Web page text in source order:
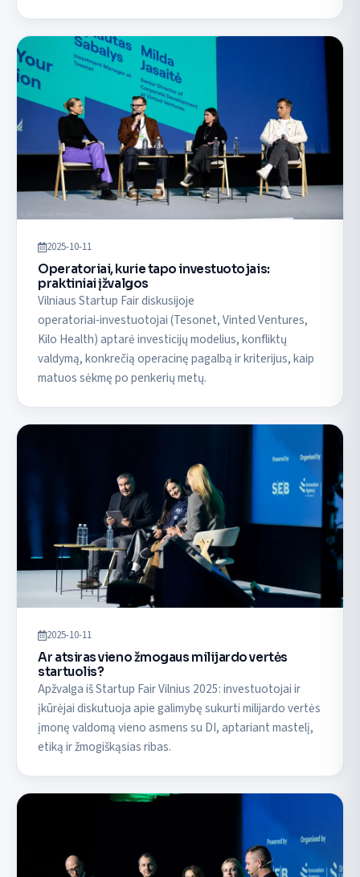
2025-10-11
Operatoriai, kurie tapo investuotojais:
praktiniai įžvalgos
Vilniaus Startup Fair diskusijoje
operatoriai‑investuotojai (Tesonet, Vinted Ventures,
Kilo Health) aptarė investicijų modelius, konfliktų
valdymą, konkrečią operacinę pagalbą ir kriterijus, kaip
matuos sėkmę po penkerių metų.
2025-10-11
Ar atsiras vieno žmogaus milijardo vertės
startuolis?
Apžvalga iš Startup Fair Vilnius 2025: investuotojai ir
įkūrėjai diskutuoja apie galimybę sukurti milijardo vertės
įmonę valdomą vieno asmens su DI, aptariant mastelį,
etiką ir žmogiškąsias ribas.